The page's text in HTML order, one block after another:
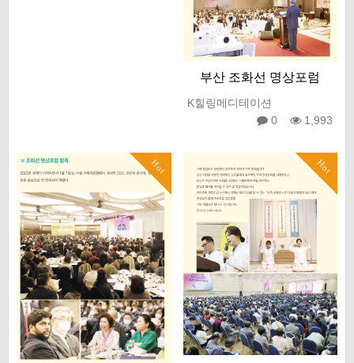
부산 조화선 명상포럼
K힐링메디테이션
0
1,993
Hot Hot